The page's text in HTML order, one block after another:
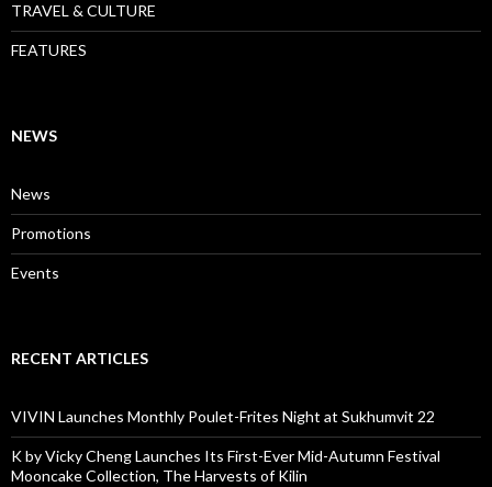
TRAVEL & CULTURE
FEATURES
NEWS
News
Promotions
Events
RECENT ARTICLES
VIVIN Launches Monthly Poulet-Frites Night at Sukhumvit 22
K by Vicky Cheng Launches Its First-Ever Mid-Autumn Festival
Mooncake Collection, The Harvests of Kilin